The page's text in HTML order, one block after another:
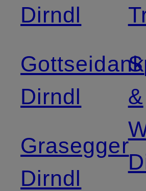
Dirndl
Gottseidank
Dirndl
Grasegger
Dirndl
&